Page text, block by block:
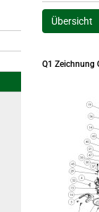
Übersicht
Q1 Zeichnung